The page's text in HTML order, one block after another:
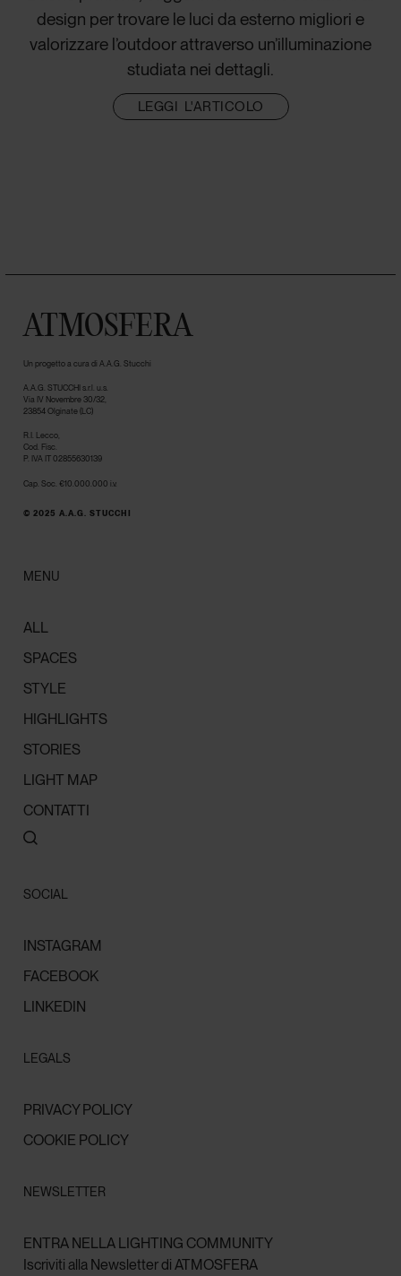
design per trovare le luci da esterno migliori e
valorizzare l’outdoor attraverso un’illuminazione
studiata nei dettagli.
LEGGI L'ARTICOLO
ATMOSFERA
Un progetto a cura di A.A.G. Stucchi
A.A.G. STUCCHI s.r.l. u.s.
Via IV Novembre 30/32,
23854 Olginate (LC)
R.I. Lecco,
Cod. Fisc.
P. IVA IT 02855630139
Cap. Soc. €10.000.000 i.v.
© 2025 A.A.G. STUCCHI
MENU
ALL
SPACES
STYLE
HIGHLIGHTS
STORIES
LIGHT MAP
CONTATTI
SOCIAL
INSTAGRAM
FACEBOOK
LINKEDIN
LEGALS
PRIVACY POLICY
COOKIE POLICY
NEWSLETTER
ENTRA NELLA LIGHTING COMMUNITY
Iscriviti alla Newsletter di ATMOSFERA